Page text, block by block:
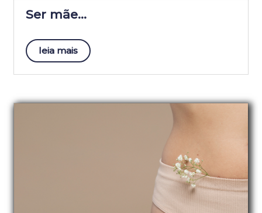
Ser mãe…
leia mais